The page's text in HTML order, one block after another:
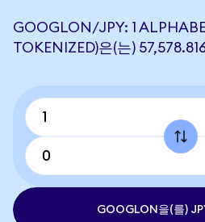
GOOGLON/JPY: 1
TOKENIZED)은(는)
GOOGLON을(를)